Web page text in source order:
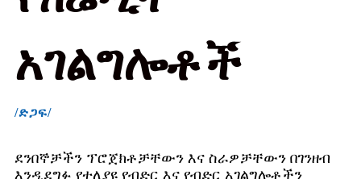
አገልግሎቶች
/ድጋፍ/
ደንበኞቻችን ፕሮጀክቶቻቸውን እና ስራዎቻቸውን በገንዘብ
እንዲደግፉ የተለያዩ የብድር እና የብድር አገልግሎቶችን